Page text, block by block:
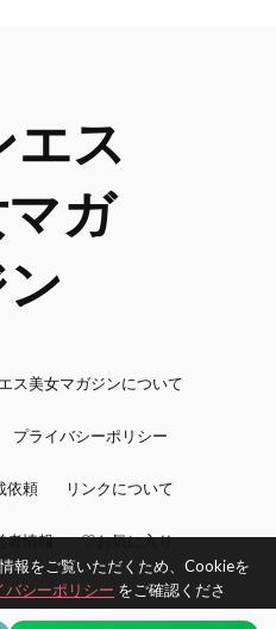
ス美女マガジンについて
プライバシーポリシー
依頼 リンクについて
者情報 ♡お気に入り
マガジン- All Rights Reserved.
報をご覧いただくため、Cookieを
バシーポリシー をご確認くださ